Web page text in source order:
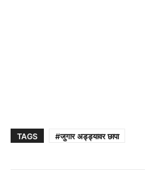
TAGS #जुगार अड्ड्यावर छापा